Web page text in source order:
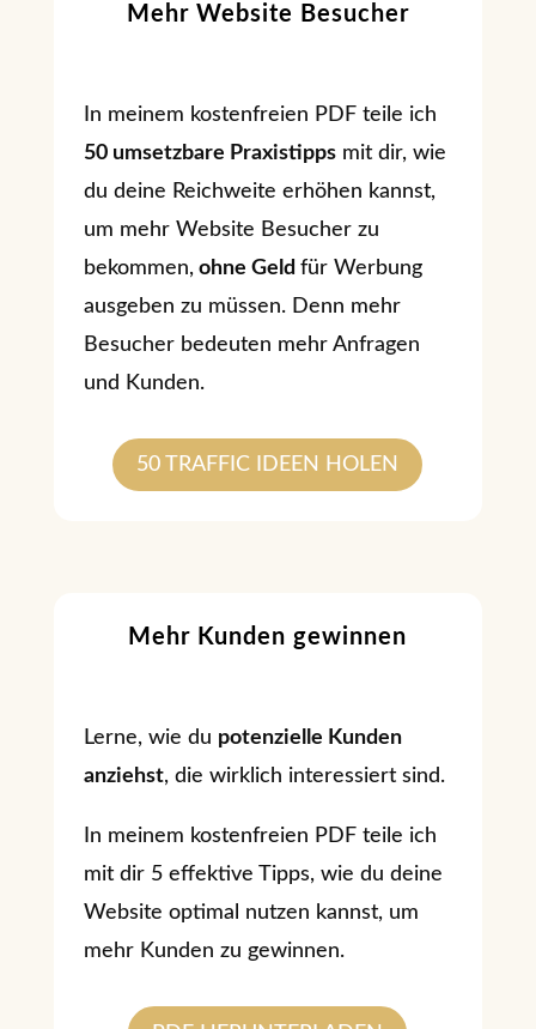
Mehr Website Besucher
In meinem kostenfreien PDF teile ich
50 umsetzbare Praxistippsmit dir, wie
du deine Reichweite erhöhen kannst,
um mehr Website Besucher zu
bekommen, ohne Geld für Werbung
ausgeben zu müssen. Denn mehr
Besucher bedeuten mehr Anfragen
und Kunden.
50 TRAFFIC IDEEN HOLEN
Mehr Kunden gewinnen
Lerne, wie du potenzielle Kunden
anziehst, die wirklich interessiert sind.
In meinem kostenfreien PDF teile ich
mit dir 5 effektive Tipps, wie du deine
Website optimal nutzen kannst, um
mehr Kunden zu gewinnen.